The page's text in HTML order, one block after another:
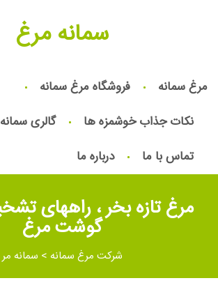
سمانه مرغ
مرغ سمانه
فروشگاه مرغ سمانه
نکات جذاب خوشمزه ها
گالری
تماس با ما
درباره ما
مرغ تازه بخر ، راههای
گوشت مرغ
شرکت مرغ سمانه > سمانه مر